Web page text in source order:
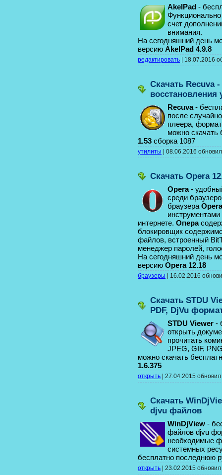
AkelPad -
счет
внимания.
На сегодняшний день
версию AkelPad 4.9.8
редактировать 18.07.2016
Скачать Recuva
Recuva-
после
плеера,
можно
1.53 сборка 1087
утилиты 08.06.2016
Скачать Opera
Opera-
среди
браузера Opera
интернете. Опера
блокировщик
файлов, встроенный
менеджер паролей,
На сегодняшний день
версию Opera 12.18
браузеры 16.02.2016
Скачать STDU
PDF, DjVu
STDU Viewer -
открыть
прочитать
JPEG, GIF,
можно скачать
1.6.375
открыть 27.04.2015 обновил
Скачать
djvu файлов
WinDjView -
файлов djvu
необходимые
системных
бесплатно последнюю
открыть 23.02.2015 обновил